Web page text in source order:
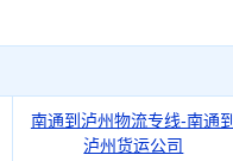
南通到泸州物流专线-南通到
泸州货运公司